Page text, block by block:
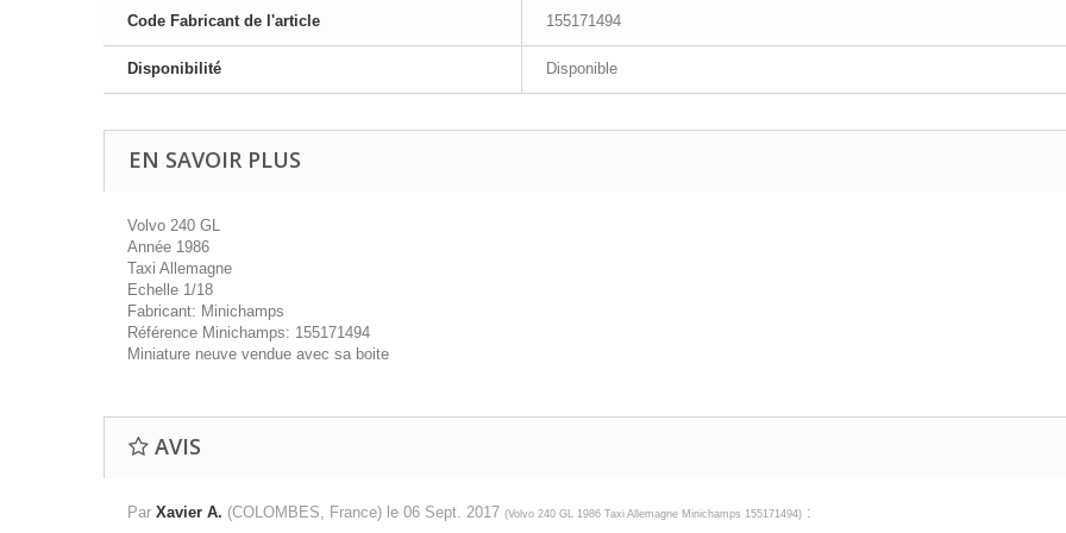
Code Fabricant de l'article 155171494
Disponibilité Disponible
EN SAVOIR PLUS
Volvo 240 GL
Année 1986
Taxi Allemagne
Echelle 1/18
Fabricant: Minichamps
Référence Minichamps: 155171494
Miniature neuve vendue avec sa boite
AVIS
Par Xavier A. (COLOMBES, France) le 06 Sept. 2017 (Volvo 240 GL 1986 Taxi Allemagne Minichamps 155171494) :